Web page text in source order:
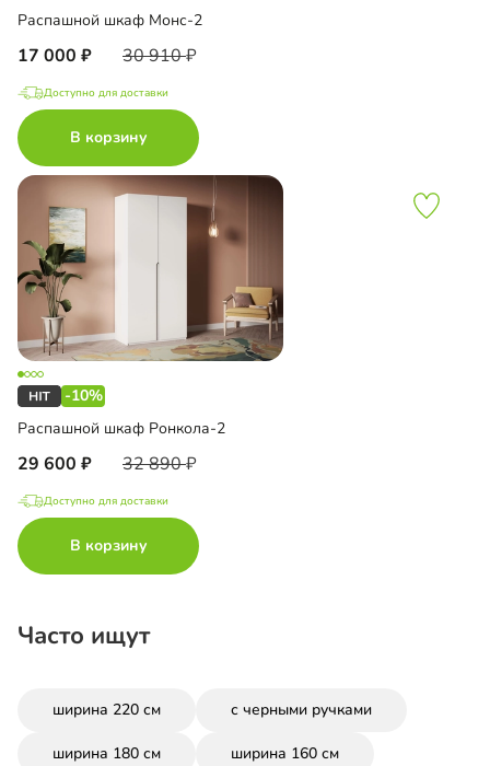
Распашной шкаф Монс-2
17 000 30 910
Доступно для доставки
В корзину
-10%
Распашной шкаф Ронкола-2
29 600 32 890
Доступно для доставки
В корзину
Часто ищут
ширина 220 см с черными ручками
ширина 180 см ширина 160 см